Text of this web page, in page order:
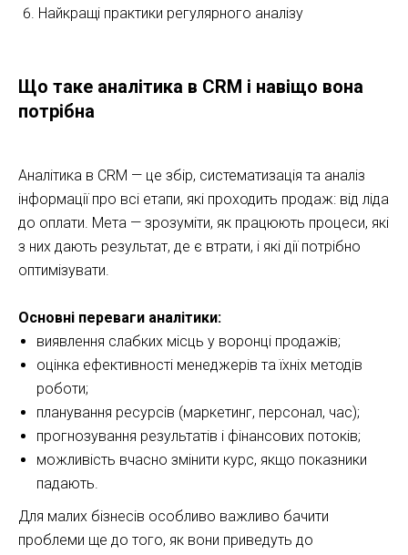
Найкращі практики регулярного аналізу
Що таке аналітика в CRM і навіщо вона
потрібна
Аналітика в CRM — це збір, систематизація та аналіз
інформації про всі етапи, які проходить продаж: від ліда
до оплати. Мета — зрозуміти, як працюють процеси, які
з них дають результат, де є втрати, і які дії потрібно
оптимізувати.
Основні переваги аналітики:
виявлення слабких місць у воронці продажів;
оцінка ефективності менеджерів та їхніх методів
роботи;
планування ресурсів (маркетинг, персонал, час);
прогнозування результатів і фінансових потоків;
можливість вчасно змінити курс, якщо показники
падають.
Для малих бізнесів особливо важливо бачити
проблеми ще до того, як вони приведуть до